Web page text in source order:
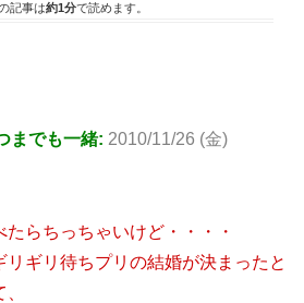
記事は約1分で読めます。
までも一緒: 2010/11/26 (金)
らちっちゃいけど・・・・
ギリ待ちプリの結婚が決まったと